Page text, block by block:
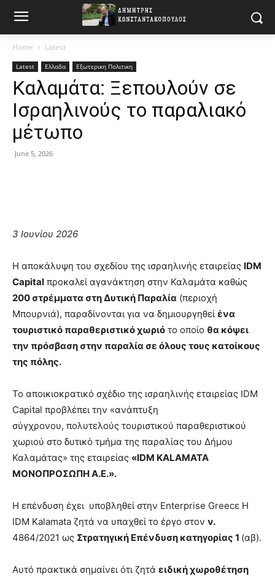
Home Latest
Latest Ελλαδα Εξωτερικη Πολιτικη
Καλαμάτα: Ξεπουλούν σε
Ισραηλινούς το παραλιακό
μέτωπο
June 5, 2026
3 Ιουνίου 2026
Η αποκάλυψη του σχεδίου της ισραηλινής εταιρείας IDM
Capital προκαλεί αγανάκτηση στην Καλαμάτα καθώς
200 στρέμματα στη Δυτική Παραλία (περιοχή
Μπουρνιά), παραδίνονται για να δημιουργηθεί ένα
τουριστικό παραθεριστικό χωριό το οποίο θα κόψει
την πρόσβαση στην παραλία σε όλους τους κατοίκους
της πόλης.
Το αποικιοκρατικό σχέδιο της ισραηλινής εταιρείας IDM
Capital προβλέπει την «ανάπτυξη
σύγχρονου, πολυτελούς τουριστικού παραθεριστικού
χωριού στο δυτικό τμήμα της παραλίας του Δήμου
Καλαμάτας» της εταιρείας «IDM KALAMATA
ΜΟΝΟΠΡΟΣΩΠΗ Α.Ε.».
Η επένδυση έχει υποβληθεί στην Εnterprise Greecε Η
IDM Kalamata ζητά να υπαχθεί το έργο στον ν.
4864/2021 ως Στρατηγική Επένδυση κατηγορίας 1 (αβ).
Αυτό πρακτικά σημαίνει ότι ζητά ειδική χωροθέτηση